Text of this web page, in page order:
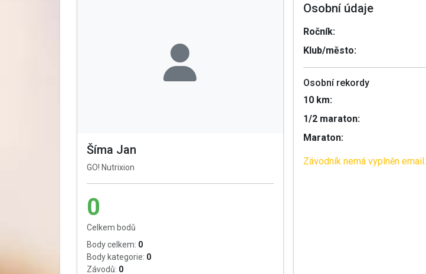
Šíma Jan
GO! Nutrixion
0
Celkem bodů
Body celkem: 0
Body kategorie: 0
Závodů: 0
Osobní údaje
Ročník:
Klub/město:
Osobní rekordy
10 km:
1/2 maraton:
Maraton:
Závodník nemá vyplněn email.